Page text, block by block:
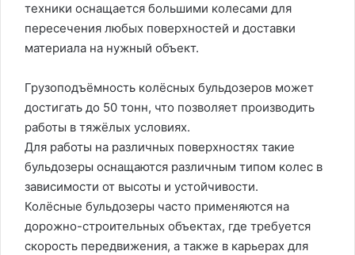
техники оснащается большими колесами для
пересечения любых поверхностей и доставки
материала на нужный объект.
Грузоподъёмность колёсных бульдозеров может
достигать до 50 тонн, что позволяет производить
работы в тяжёлых условиях.
Для работы на различных поверхностях такие
бульдозеры оснащаются различным типом колес в
зависимости от высоты и устойчивости.
Колёсные бульдозеры часто применяются на
дорожно-строительных объектах, где требуется
скорость передвижения, а также в карьерах для